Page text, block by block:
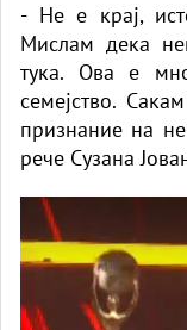
- Не е крај,
Мислам дека
тука. Ова е
семејство.
признание на
рече Сузана